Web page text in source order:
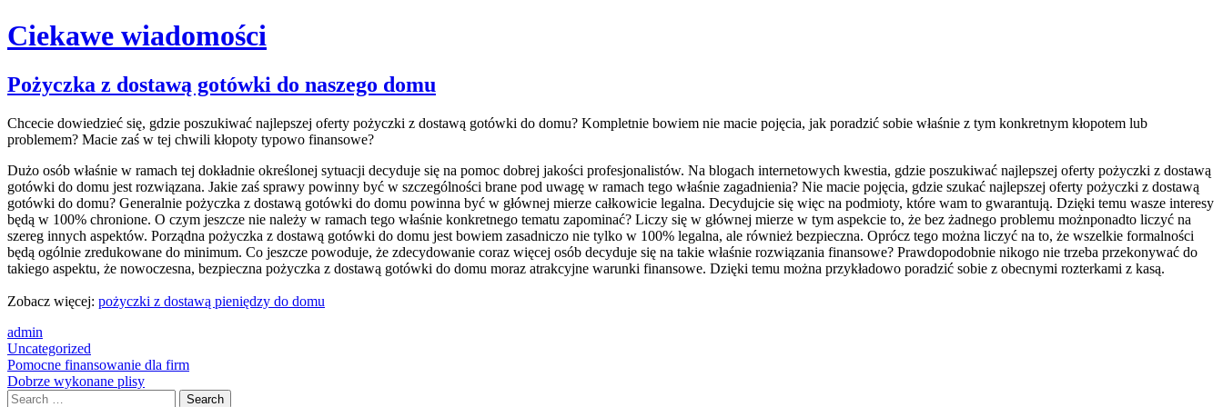
Ciekawe wiadomości
Skip
to
Pożyczka z dostawą gotówki do naszego domu
Chcecie dowiedzieć się, gdzie poszukiwać najlepszej oferty pożyczki z dostawą gotówki do domu? Kompletnie bowiem nie macie pojęcia, jak poradzić sobie właśnie z tym konkretnym kłopotem lub
problemem? Macie zaś w tej chwili kłopoty typowo finansowe?
Dużo osób właśnie w ramach tej dokładnie określonej sytuacji decyduje się na pomoc dobrej jakości profesjonalistów. Na blogach internetowych kwestia, gdzie poszukiwać najlepszej oferty pożyczki z dostawą
gotówki do domu jest rozwiązana. Jakie zaś sprawy powinny być w szczególności brane pod uwagę w ramach tego właśnie zagadnienia? Nie macie pojęcia, gdzie szukać najlepszej oferty pożyczki z dostawą
gotówki do domu? Generalnie pożyczka z dostawą gotówki do domu powinna być w głównej mierze całkowicie legalna. Decydujcie się więc na podmioty, które wam to gwarantują. Dzięki temu wasze interesy
będą w 100% chronione. O czym jeszcze nie należy w ramach tego właśnie konkretnego tematu zapominać? Liczy się w głównej mierze w tym aspekcie to, że bez żadnego problemu możnponadto liczyć na
szereg innych aspektów. Porządna pożyczka z dostawą gotówki do domu jest bowiem zasadniczo nie tylko w 100% legalna, ale również bezpieczna. Oprócz tego można liczyć na to, że wszelkie formalności
będą ogólnie zredukowane do minimum. Co jeszcze powoduje, że zdecydowanie coraz więcej osób decyduje się na takie właśnie rozwiązania finansowe? Prawdopodobnie nikogo nie trzeba przekonywać do
takiego aspektu, że nowoczesna, bezpieczna pożyczka z dostawą gotówki do domu moraz atrakcyjne warunki finansowe. Dzięki temu można przykładowo poradzić sobie z obecnymi rozterkami z kasą.
Zobacz więcej: pożyczki z dostawą pieniędzy do domu
admin
Uncategorized
Post
navigation
Pomocne finansowanie dla firm
Dobrze wykonane plisy
Search